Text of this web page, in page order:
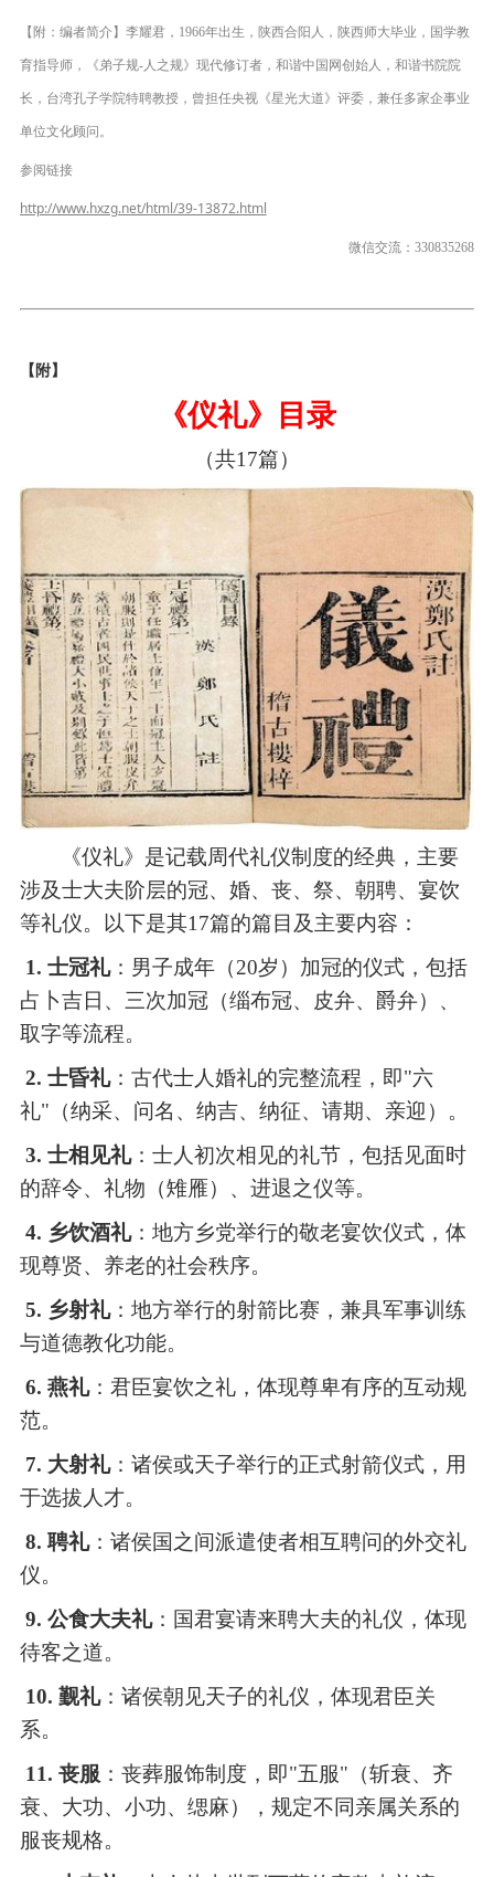
【附：编者简介】李耀君，1966年出生，陕西合阳人，陕西师大毕业，国学教
育指导师，《弟子规-人之规》现代修订者，和谐中国网创始人，和谐书院院
长，台湾孔子学院特聘教授，曾担任央视《星光大道》评委，兼任多家企事业
单位文化顾问。
参阅链接
http://www.hxzg.net/html/39-13872.html
微信交流：330835268
【附】
《仪礼》目录
（共17篇）
《仪礼》是记载周代礼仪制度的经典，主要
涉及士大夫阶层的冠、婚、丧、祭、朝聘、宴饮
等礼仪。以下是其17篇的篇目及主要内容：
1. 士冠礼：男子成年（20岁）加冠的仪式，包括
占卜吉日、三次加冠（缁布冠、皮弁、爵弁）、
取字等流程。
2. 士昏礼：古代士人婚礼的完整流程，即"六
礼"（纳采、问名、纳吉、纳征、请期、亲迎）。
3. 士相见礼：士人初次相见的礼节，包括见面时
的辞令、礼物（雉雁）、进退之仪等。
4. 乡饮酒礼：地方乡党举行的敬老宴饮仪式，体
现尊贤、养老的社会秩序。
5. 乡射礼：地方举行的射箭比赛，兼具军事训练
与道德教化功能。
6. 燕礼：君臣宴饮之礼，体现尊卑有序的互动规
范。
7. 大射礼：诸侯或天子举行的正式射箭仪式，用
于选拔人才。
8. 聘礼：诸侯国之间派遣使者相互聘问的外交礼
仪。
9. 公食大夫礼：国君宴请来聘大夫的礼仪，体现
待客之道。
10. 觐礼：诸侯朝见天子的礼仪，体现君臣关
系。
11. 丧服 ：丧葬服饰制度，即"五服"（斩衰、齐
衰、大功、小功、缌麻），规定不同亲属关系的
服丧规格。